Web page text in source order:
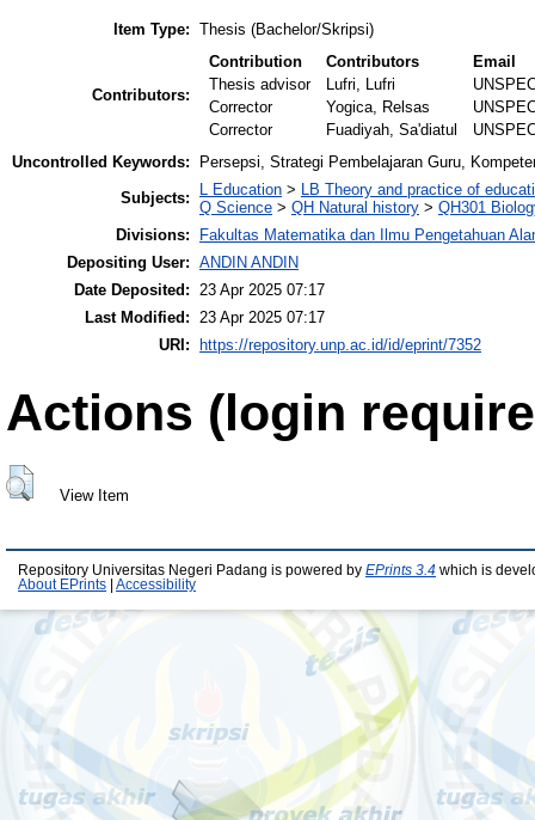
Item Type: Thesis (Bachelor/Skripsi)
Contributors:
Contribution Contributors
Email
Thesis advisor
Lufri, Lufri
Corrector
Yogica, Relsas
Corrector
Fuadiyah, Sa'diatul
Uncontrolled Keywords:
Persepsi, Strategi Pembelajaran Guru,
Subjects:
L Education > LB Theory and practice of
Q Science > QH Natural history > QH301
Divisions:
Fakultas Matematika dan Ilmu Pengetahuan
Depositing User: ANDIN ANDIN
Date Deposited: 23 Apr 2025 07:17
Last Modified: 23 Apr 2025 07:17
URI:
https://repository.unp.ac.id/id/eprint/7352
Actions (login
View Item
Repository Universitas Negeri Padang is powered by EPrints 3.4 which is
About EPrints
Accessibility